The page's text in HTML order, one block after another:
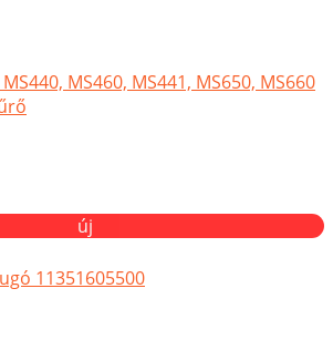
MS460, MS441, MS650, MS660
új
11351605500